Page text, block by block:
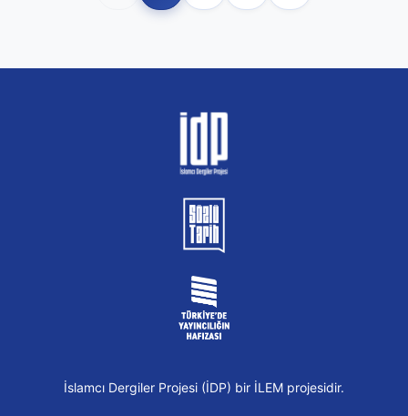
İslamcı Dergiler Projesi (İDP) bir İLEM projesidir.